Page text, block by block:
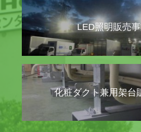
LED照明販売
化粧ダクト兼用架台